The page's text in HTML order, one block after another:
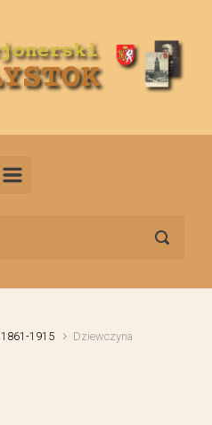
1861-1915 Dziewczyna